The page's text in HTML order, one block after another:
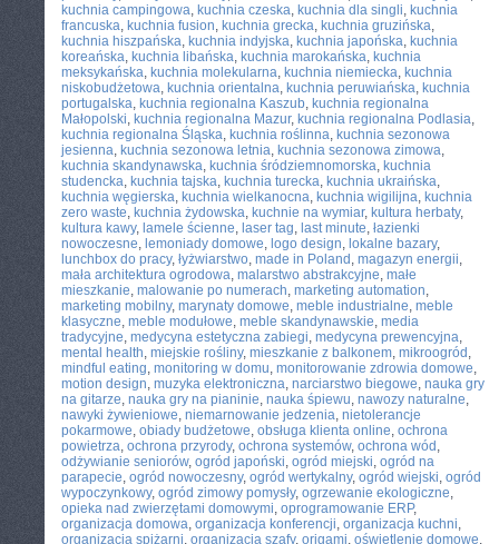
kuchnia campingowa, kuchnia czeska, kuchnia dla singli, kuchnia
francuska, kuchnia fusion, kuchnia grecka, kuchnia gruzińska,
kuchnia hiszpańska, kuchnia indyjska, kuchnia japońska, kuchnia
koreańska, kuchnia libańska, kuchnia marokańska, kuchnia
meksykańska, kuchnia molekularna, kuchnia niemiecka, kuchnia
niskobudżetowa, kuchnia orientalna, kuchnia peruwiańska, kuchnia
portugalska, kuchnia regionalna Kaszub, kuchnia regionalna
Małopolski, kuchnia regionalna Mazur, kuchnia regionalna Podlasia,
kuchnia regionalna Śląska, kuchnia roślinna, kuchnia sezonowa
jesienna, kuchnia sezonowa letnia, kuchnia sezonowa zimowa,
kuchnia skandynawska, kuchnia śródziemnomorska, kuchnia
studencka, kuchnia tajska, kuchnia turecka, kuchnia ukraińska,
kuchnia węgierska, kuchnia wielkanocna, kuchnia wigilijna, kuchnia
zero waste, kuchnia żydowska, kuchnie na wymiar, kultura herbaty,
kultura kawy, lamele ścienne, laser tag, last minute, łazienki
nowoczesne, lemoniady domowe, logo design, lokalne bazary,
lunchbox do pracy, łyżwiarstwo, made in Poland , magazyn energii,
mała architektura ogrodowa, malarstwo abstrakcyjne, małe
mieszkanie, malowanie po numerach, marketing automation,
marketing mobilny, marynaty domowe, meble industrialne, meble
klasyczne, meble modułowe, meble skandynawskie, media
tradycyjne, medycyna estetyczna zabiegi, medycyna prewencyjna,
mental health, miejskie rośliny, mieszkanie z balkonem, mikroogród ,
mindful eating, monitoring w domu, monitorowanie zdrowia domowe,
motion design, muzyka elektroniczna, narciarstwo biegowe, nauka gry
na gitarze, nauka gry na pianinie, nauka śpiewu, nawozy naturalne,
nawyki żywieniowe, niemarnowanie jedzenia, nietolerancje
pokarmowe, obiady budżetowe, obsługa klienta online, ochrona
powietrza, ochrona przyrody, ochrona systemów, ochrona wód ,
odżywianie seniorów, ogród japoński, ogród miejski, ogród na
parapecie, ogród nowoczesny, ogród wertykalny, ogród wiejski, ogród
wypoczynkowy, ogród zimowy pomysły, ogrzewanie ekologiczne,
opieka nad zwierzętami domowymi, oprogramowanie ERP,
organizacja domowa, organizacja konferencji, organizacja kuchni,
organizacja spiżarni, organizacja szafy, origami, oświetlenie domowe,